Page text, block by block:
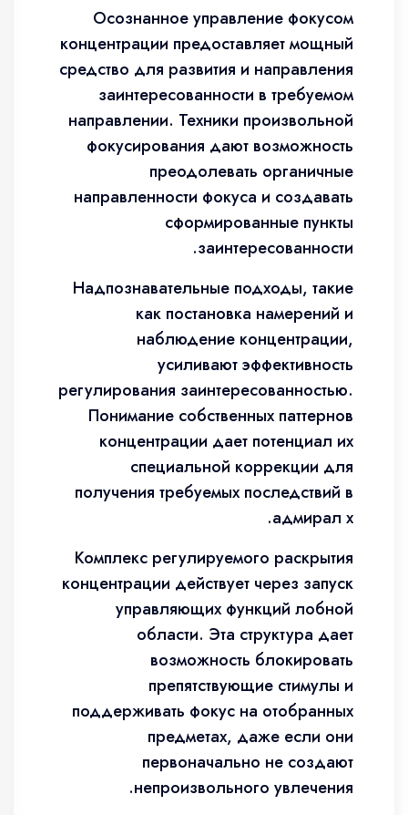
Осознанное управление фокусом
концентрации предоставляет мощный
средство для развития и направления
заинтересованности в требуемом
направлении. Техники произвольной
фокусирования дают возможность
преодолевать органичные
направленности фокуса и создавать
сформированные пункты
заинтересованности.
Надпознавательные подходы, такие
как постановка намерений и
наблюдение концентрации,
усиливают эффективность
регулирования заинтересованностью.
Понимание собственных паттернов
концентрации дает потенциал их
специальной коррекции для
получения требуемых последствий в
адмирал х.
Комплекс регулируемого раскрытия
концентрации действует через запуск
управляющих функций лобной
области. Эта структура дает
возможность блокировать
препятствующие стимулы и
поддерживать фокус на отобранных
предметах, даже если они
первоначально не создают
непроизвольного увлечения.